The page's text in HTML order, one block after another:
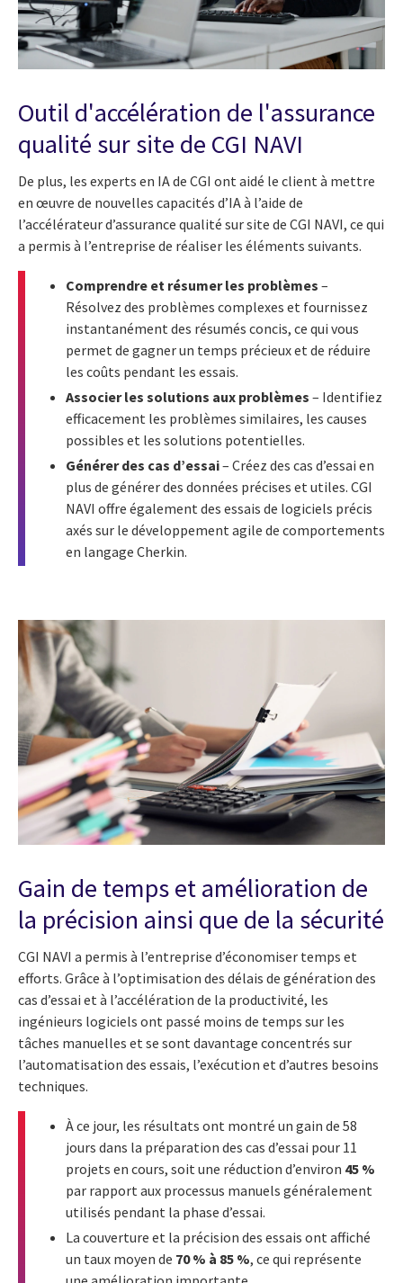
Outil d'accélération de l'assurance
qualité sur site de CGI NAVI
De plus, les experts en IA de CGI ont aidé le client à mettre
en œuvre de nouvelles capacités d’IA à l’aide de
l’accélérateur d’assurance qualité sur site de CGI NAVI, ce qui
a permis à l’entreprise de réaliser les éléments suivants.
Comprendre et résumer les problèmes –
Résolvez des problèmes complexes et fournissez
instantanément des résumés concis, ce qui vous
permet de gagner un temps précieux et de réduire
les coûts pendant les essais.
Associer les solutions aux problèmes – Identifiez
efficacement les problèmes similaires, les causes
possibles et les solutions potentielles.
Générer des cas d’essai– Créez des cas d’essai en
plus de générer des données précises et utiles. CGI
NAVI offre également des essais de logiciels précis
axés sur le développement agile de comportements
en langage Cherkin.
Gain de temps et amélioration de
la précision ainsi que de la sécurité
CGI NAVI a permis à l’entreprise d’économiser temps et
efforts. Grâce à l’optimisation des délais de génération des
cas d’essai et à l’accélération de la productivité, les
ingénieurs logiciels ont passé moins de temps sur les
tâches manuelles et se sont davantage concentrés sur
l’automatisation des essais, l’exécution et d’autres besoins
techniques.
À ce jour, les résultats ont montré un gain de 58
jours dans la préparation des cas d’essai pour 11
projets en cours, soit une réduction d’environ 45 %
par rapport aux processus manuels généralement
utilisés pendant la phase d’essai.
La couverture et la précision des essais ont affiché
un taux moyen de 70 % à 85 %, ce qui représente